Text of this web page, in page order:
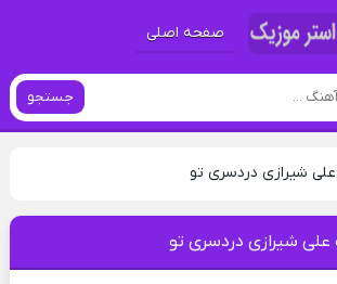
صفحه اصلی
جستجو
شیرازی دردسری تو
علی شیرازی دردسری تو